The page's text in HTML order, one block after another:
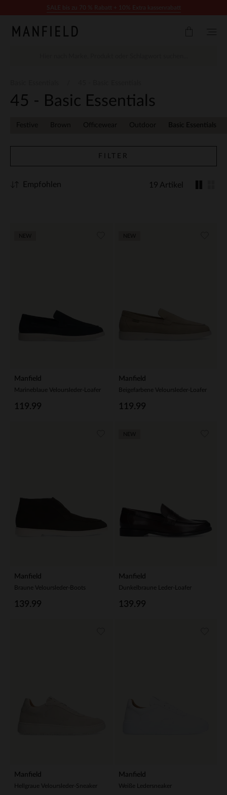
45 - Basic Essentials
Festive Brown Officewear Outdoor Basic Essentials
FILTER
19 Artikel
Empfohlen
Manfield
Marineblaue Veloursleder-Loafer
119.99
Manfield
Beigefarbene Veloursleder-Loafer
119.99
Manfield
Braune Veloursleder-Boots
139.99
Manfield
Dunkelbraune Leder-Loafer
139.99
Manfield
Hellgraue Veloursleder-Sneaker
Manfield
Weiße Ledersneaker